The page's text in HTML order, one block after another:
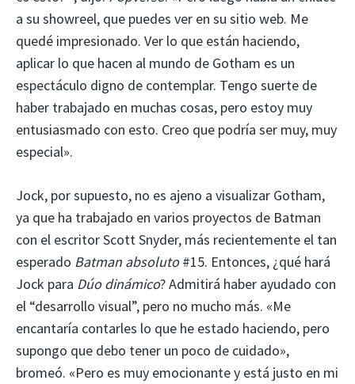
a su showreel, que puedes ver en su sitio web. Me
quedé impresionado. Ver lo que están haciendo,
aplicar lo que hacen al mundo de Gotham es un
espectáculo digno de contemplar. Tengo suerte de
haber trabajado en muchas cosas, pero estoy muy
entusiasmado con esto. Creo que podría ser muy, muy
especial».
Jock, por supuesto, no es ajeno a visualizar Gotham,
ya que ha trabajado en varios proyectos de Batman
con el escritor Scott Snyder, más recientemente el tan
esperado Batman absoluto#15. Entonces, ¿qué hará
Jock para Dúo dinámico? Admitirá haber ayudado con
el “desarrollo visual”, pero no mucho más. «Me
encantaría contarles lo que he estado haciendo, pero
supongo que debo tener un poco de cuidado»,
bromeó. «Pero es muy emocionante y está justo en mi